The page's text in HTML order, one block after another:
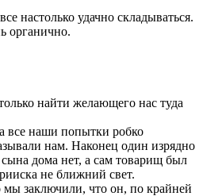
настолько удачно складываться.
органично.
найти желающего нас туда
все наши попытки робко
нам. Наконец один изрядно
сына дома нет, а сам товарищ был
не ближний свет.
заключили, что он, по крайней